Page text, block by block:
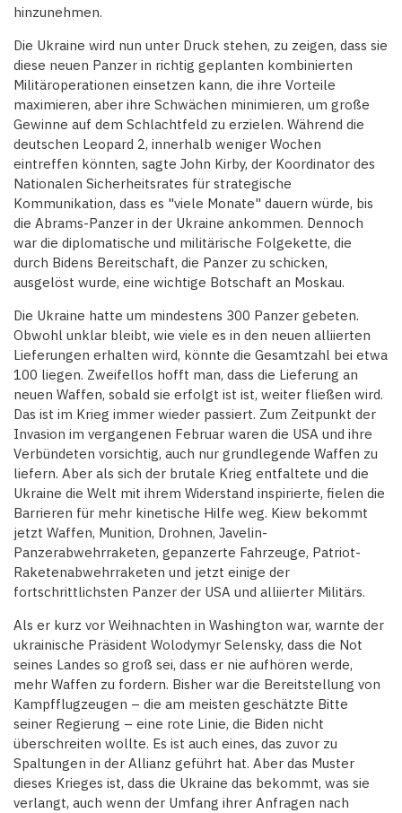
hinzunehmen.
Die Ukraine wird nun unter Druck stehen, zu zeigen, dass sie
diese neuen Panzer in richtig geplanten kombinierten
Militäroperationen einsetzen kann, die ihre Vorteile
maximieren, aber ihre Schwächen minimieren, um große
Gewinne auf dem Schlachtfeld zu erzielen. Während die
deutschen Leopard 2, innerhalb weniger Wochen
eintreffen könnten, sagte John Kirby, der Koordinator des
Nationalen Sicherheitsrates für strategische
Kommunikation, dass es "viele Monate" dauern würde, bis
die Abrams-Panzer in der Ukraine ankommen. Dennoch
war die diplomatische und militärische Folgekette, die
durch Bidens Bereitschaft, die Panzer zu schicken,
ausgelöst wurde, eine wichtige Botschaft an Moskau.
Die Ukraine hatte um mindestens 300 Panzer gebeten.
Obwohl unklar bleibt, wie viele es in den neuen alliierten
Lieferungen erhalten wird, könnte die Gesamtzahl bei etwa
100 liegen. Zweifellos hofft man, dass die Lieferung an
neuen Waffen, sobald sie erfolgt ist ist, weiter fließen wird.
Das ist im Krieg immer wieder passiert. Zum Zeitpunkt der
Invasion im vergangenen Februar waren die USA und ihre
Verbündeten vorsichtig, auch nur grundlegende Waffen zu
liefern. Aber als sich der brutale Krieg entfaltete und die
Ukraine die Welt mit ihrem Widerstand inspirierte, fielen die
Barrieren für mehr kinetische Hilfe weg. Kiew bekommt
jetzt Waffen, Munition, Drohnen, Javelin-
Panzerabwehrraketen, gepanzerte Fahrzeuge, Patriot-
Raketenabwehrraketen und jetzt einige der
fortschrittlichsten Panzer der USA und alliierter Militärs.
Als er kurz vor Weihnachten in Washington war, warnte der
ukrainische Präsident Wolodymyr Selensky, dass die Not
seines Landes so groß sei, dass er nie aufhören werde,
mehr Waffen zu fordern. Bisher war die Bereitstellung von
Kampfflugzeugen – die am meisten geschätzte Bitte
seiner Regierung – eine rote Linie, die Biden nicht
überschreiten wollte. Es ist auch eines, das zuvor zu
Spaltungen in der Allianz geführt hat. Aber das Muster
dieses Krieges ist, dass die Ukraine das bekommt, was sie
verlangt, auch wenn der Umfang ihrer Anfragen nach